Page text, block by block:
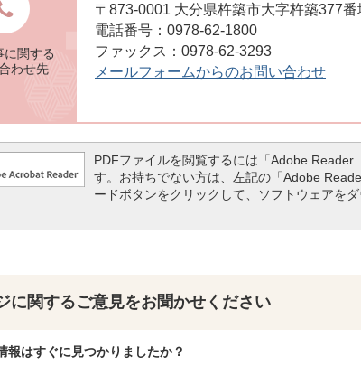
に関する
わせ先
〒873-0001 大分県杵築市大字杵築377番
電話番号：0978-62-1800
ファックス：0978-62-3293
メールフォームからのお問い合わせ
PDFファイルを閲覧するには「Adobe Reader
す。お持ちでない方は、左記の「Adobe
ードボタンをクリックして、ソフトウェアを
に関するご意見をお聞かせください
報はすぐに見つかりましたか？